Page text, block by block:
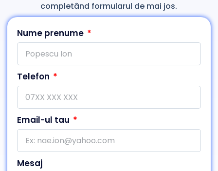
completând formularul de mai jos.
Nume prenume
Telefon
Email-ul tau
Mesaj